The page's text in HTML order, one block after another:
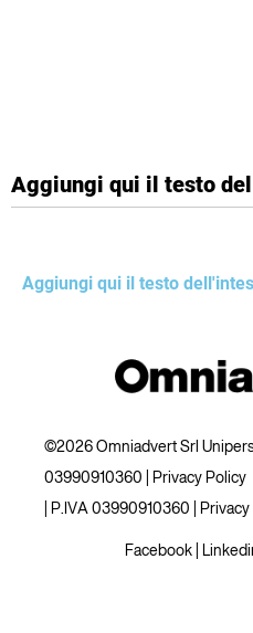
Aggiungi qui il testo
Aggiungi qui il testo
©2026 Omniadvert Srl
03990910360 |
Privacy Policy
| P.IVA 03990910360 |
Facebook